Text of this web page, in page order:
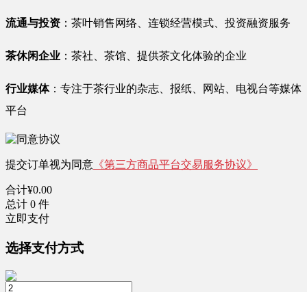
流通与投资 ：茶叶销售网络、连锁经营模式、投资融资服务
茶休闲企业 ：茶社、茶馆、提供茶文化体验的企业
行业媒体：专注于茶行业的杂志、报纸、网站、电视台等媒体
平台
提交订单视为同意 《第三方商品平台交易服务协议》
合计¥0.00
总计 0 件
立即支付
选择支付方式